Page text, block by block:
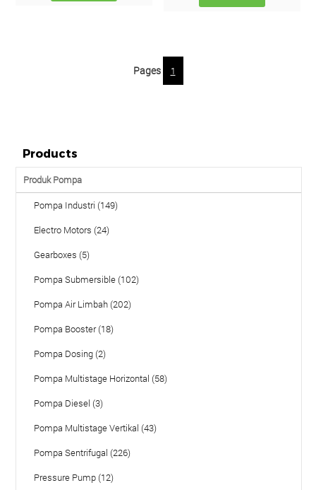
Pages 1
Products
Produk Pompa
Pompa Industri (149)
Electro Motors (24)
Gearboxes (5)
Pompa Submersible (102)
Pompa Air Limbah (202)
Pompa Booster (18)
Pompa Dosing (2)
Pompa Multistage Horizontal (58)
Pompa Diesel (3)
Pompa Multistage Vertikal (43)
Pompa Sentrifugal (226)
Pressure Pump (12)